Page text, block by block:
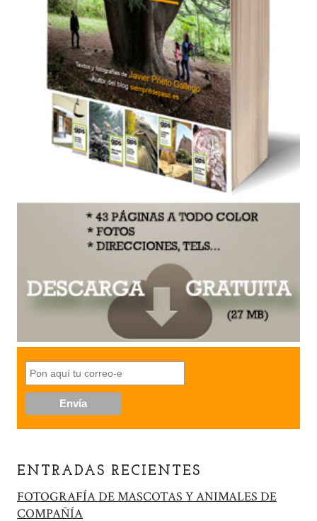
ENTRADAS RECIENTES
FOTOGRAFÍA DE MASCOTAS Y ANIMALES DE
COMPAÑÍA